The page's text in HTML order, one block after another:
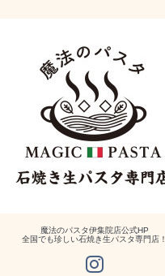
魔法のパスタ伊集院店公式HP
全国でも珍しい石焼き生パスタ専門店！